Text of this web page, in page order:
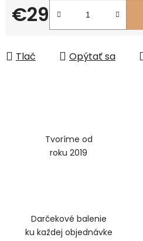
€29
Jednotková cena:
Tlač Opýtať sa
Tvoríme od
roku 2019
Darčekové balenie
ku každej objednávke